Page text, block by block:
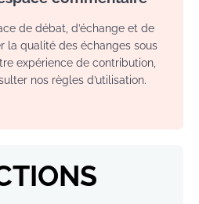
de débat, d’échange et de
la qualité des échanges sous
expérience de contribution,
nos règles d’utilisation.